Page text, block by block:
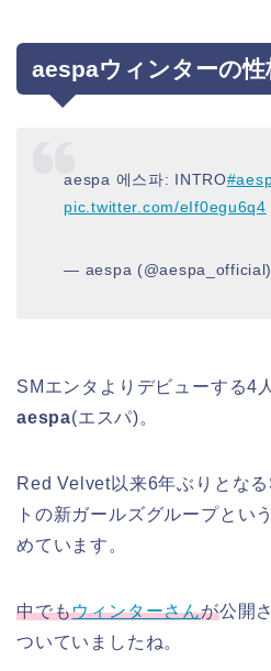
aespaウィンターの性
aespa 에스파: INTRO
pic.twitter.com/eIf0egu6q4
— aespa (@aespa_official)
SMエンタよりデビューする4
aespa(エスパ)。
Red Velvet以来6年ぶりとな
トの新ガールズグループとい
めています。
中でもウィンターさんが公開
ついていましたね。